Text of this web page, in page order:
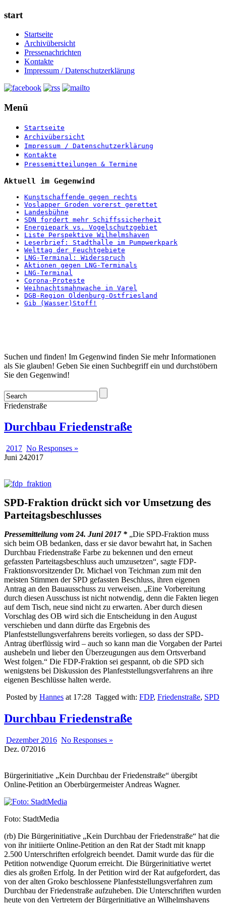
start
Startseite
Archivübersicht
Pressenachrichten
Kontakte
Impressum / Datenschutzerklärung
Menü
Startseite
Archivübersicht
Impressum / Datenschutzerklärung
Kontakte
Pressemitteilungen & Termine
Aktuell im Gegenwind
Kunstschaffende gegen rechts
Voslapper Groden vorerst gerettet
Landesbühne
SDN fordert mehr Schiffssicherheit
Energiepark vs. Vogelschutzgebiet
Liste Perspektive Wilhelmshaven
Leserbrief: Stadthalle im Pumpwerkpark
Welttag der Feuchtgebiete
LNG-Terminal: Widerspruch
Aktionen gegen LNG-Terminals
LNG-Terminal
Corona-Proteste
Weihnachtsmahnwache in Varel
DGB-Region Oldenburg-Ostfriesland
Gib (Wasser)Stoff!
Startseite
Suchen und finden! Im Gegenwind finden Sie mehr Informationen
als Sie glauben! Geben Sie einen Suchbegriff ein und durchstöbern
Sie den Gegenwind!
Friedenstraße
Durchbau Friedenstraße
2017 No Responses »
Juni 242017
SPD-Fraktion drückt sich vor Umsetzung des
Parteitagsbeschlusses
Pressemitteilung vom 24. Juni 2017 * „Die SPD-Fraktion muss
sich beim OB bedanken, dass er sie davor bewahrt hat, in Sachen
Durchbau Friedenstraße Farbe zu bekennen und den erneut
gefassten Parteitagsbeschluss auch umzusetzen“, sagte FDP-
Fraktionsvorsitzender Dr. Michael von Teichman zum mit den
meisten Stimmen der SPD gefassten Beschluss, ihren eigenen
Antrag an den Bauausschuss zu verweisen. „Eine Vorbereitung
durch diesen Ausschuss ist nicht notwendig, denn die Fakten liegen
auf dem Tisch, neue sind nicht zu erwarten. Aber durch diesen
Vorschlag des OB wird sich die Entscheidung in den August
verschieben und dann dürfte das Ergebnis des
Planfeststellungsverfahrens bereits vorliegen, so dass der SPD-
Antrag überflüssig wird – auch so kann man die Vorgaben der Partei
aushebeln und lieber den Überzeugungen aus dem Ortsverband
West folgen.“ Die FDP-Fraktion sei gespannt, ob die SPD sich
wenigstens bei Diskussion des Planfeststellungsverfahrens an ihre
eigenen Beschlüsse halten werde.
Posted by Hannes at 17:28 Tagged with: FDP, Friedenstraße, SPD
Durchbau Friedenstraße
Dezember 2016 No Responses »
Dez. 072016
Bürgerinitiative „Kein Durchbau der Friedenstraße“ übergibt
Online-Petition an Oberbürgermeister Andreas Wagner.
Foto: StadtMedia
(rb) Die Bürgerinitiative „Kein Durchbau der Friedenstraße“ hat die
von ihr initiierte Online-Petition an den Rat der Stadt mit knapp
2.500 Unterschriften erfolgreich beendet. Damit wurde das für die
Petition notwendige Quorum erreicht. Die Bürgerinitiative wertet
dies als großen Erfolg. In der Petition wird der Rat aufgefordert, das
von der alten Groko beschlossene Planfeststellungsverfahren zum
Durchbau der Friedenstraße aufzuheben. Die Unterschriften wurden
heute von den Vertretern der Bürgerinitiative an Wilhelmshavens